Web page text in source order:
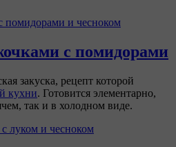
с помидорами
закуска, рецепт которой
кухни. Готовится элементарно,
так и в холодном виде.